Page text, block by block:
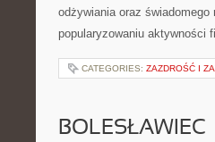
odżywiania oraz świadomego
popularyzowaniu aktywności
CATEGORIES: ZAZDROŚĆ I
BOLESŁAWIEC